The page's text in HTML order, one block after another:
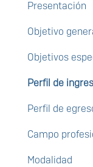
Presentación
Objetivo
Objetivos
Perfil de
Perfil de
Campo
Modalidad